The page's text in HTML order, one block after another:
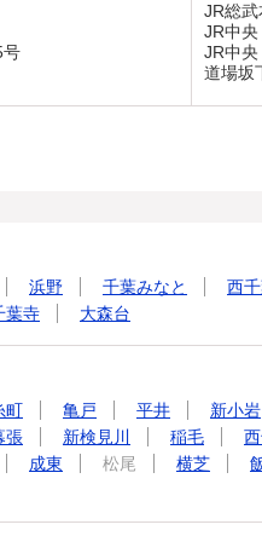
号
JR総
JR中
JR中
道場坂
浜野 千葉みなと 西
葉寺 大森台
町 亀戸 平井 新小岩
張 新検見川 稲毛
成東 松尾 横芝